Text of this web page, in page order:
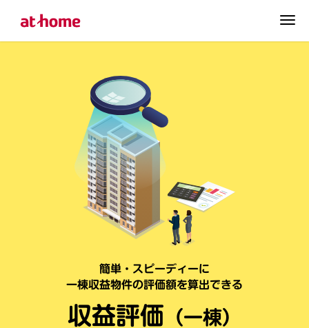
簡単・スピーディーに
一棟収益物件の評価額を算出できる
収益評価 （一棟）